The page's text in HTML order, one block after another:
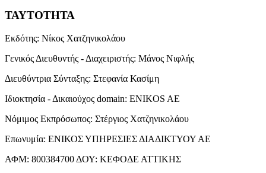
ΤΑΥΤΟΤΗΤΑ
Εκδότης: Νίκος Χατζηνικολάου
Γενικός Διευθυντής - Διαχειριστής: Μάνος Νιφλής
Διευθύντρια Σύνταξης: Στεφανία Κασίμη
Ιδιοκτησία - Δικαιούχος domain: ENIKOS AE
Νόμιμος Εκπρόσωπος: Στέργιος Χατζηνικολάου
Επωνυμία: ΕΝΙΚΟΣ ΥΠΗΡΕΣΙΕΣ ΔΙΑΔΙΚΤΥΟΥ ΑΕ
ΑΦΜ: 800384700 ΔΟΥ: ΚΕΦΟΔΕ ΑΤΤΙΚΗΣ